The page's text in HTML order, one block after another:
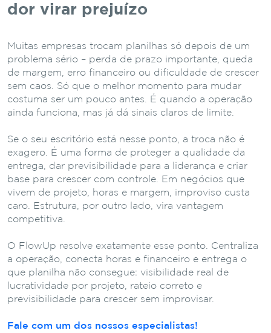
dor virar prejuízo
Muitas empresas trocam planilhas só depois de um
problema sério – perda de prazo importante, queda
de margem, erro financeiro ou dificuldade de crescer
sem caos. Só que o melhor momento para mudar
costuma ser um pouco antes. É quando a operação
ainda funciona, mas já dá sinais claros de limite.
Se o seu escritório está nesse ponto, a troca não é
exagero. É uma forma de proteger a qualidade da
entrega, dar previsibilidade para a liderança e criar
base para crescer com controle. Em negócios que
vivem de projeto, horas e margem, improviso custa
caro. Estrutura, por outro lado, vira vantagem
competitiva.
O FlowUp resolve exatamente esse ponto. Centraliza
a operação, conecta horas e financeiro e entrega o
que planilha não consegue: visibilidade real de
lucratividade por projeto, rateio correto e
previsibilidade para crescer sem improvisar.
Fale com um dos nossos especialistas!